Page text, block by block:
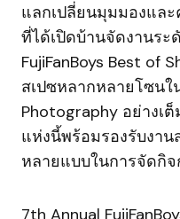
แลกเปลี่ยนมุมมองและ
ที่ได้เปิดบ้านจัดงานระ
FujiFanBoys Best of
สเปซหลากหลายโซนใ
Photography อย่างเ
แห่งนี้พร้อมรองรับงา
หลายแบบในการจัดกิ